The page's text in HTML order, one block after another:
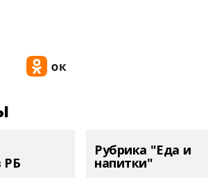
РБ
Рубрика "Еда и
напитки"